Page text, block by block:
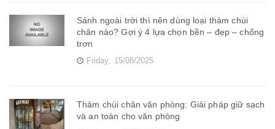
Sảnh ngoài trời thì nên dùng loại thảm chùi
chân nào? Gợi ý 4 lựa chọn bền – đẹp – chống
trơn
Friday, 15/08/2025
Thảm chùi chân văn phòng: Giải pháp giữ sạch
và an toàn cho văn phòng